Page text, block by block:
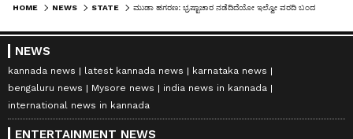
HOME NEWS STATE
NEWS
kannada news latest kannada news
karnataka news
bengaluru news
Mysore news
india news in kannada
international news in kannada
ENTERTAINMENT NEWS